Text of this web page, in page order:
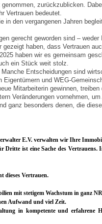
zurückzublicken.
Vertrauen bedeutet.
den vergangenen Jahren
gerecht geworden sind –
haben, dass Vertrauen
haben wir es gemeinsam
ein Stück weit stolz.
Entscheidungen sind
und WEG-
Mitarbeiterin gewinnen,
Veränderungen vornehmen,
ganz besonders denen, die
E.V. verwalten wir Ihre
ist eine Sache des
dieses Vertrauen.
mit stetigem Wachstum in ganz
Aufwand und viel Zeit.
in kompetente und